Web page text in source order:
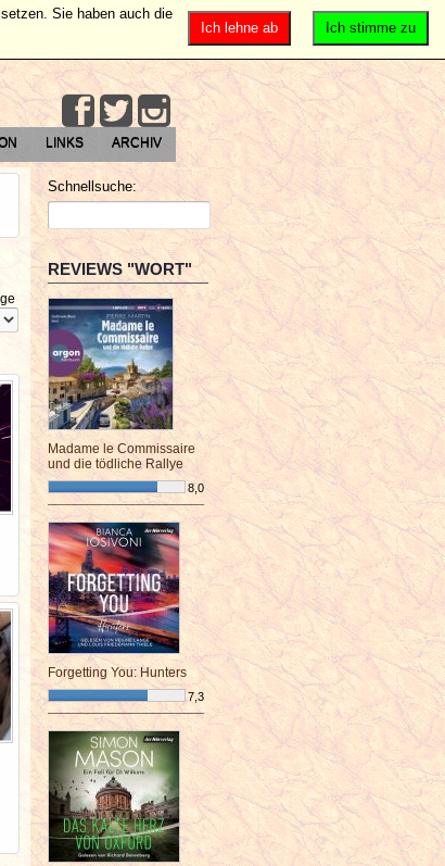
LINKS ARCHIV
Schnellsuche:
REVIEWS "WORT"
Madame le Commissaire
und die tödliche Rallye
8,0
¯¯¯¯¯¯¯¯¯¯¯¯¯¯¯¯¯¯¯¯¯¯¯¯
Forgetting You: Hunters
7,3
¯¯¯¯¯¯¯¯¯¯¯¯¯¯¯¯¯¯¯¯¯¯¯¯
Ich stimme zu
Ich lehne ab
Sie haben auch die